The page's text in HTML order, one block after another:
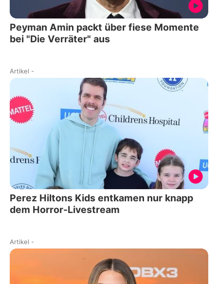
Peyman Amin packt über fiese Momente
bei "Die Verräter" aus
Artikel -
Perez Hiltons Kids entkamen nur knapp
dem Horror-Livestream
Artikel -